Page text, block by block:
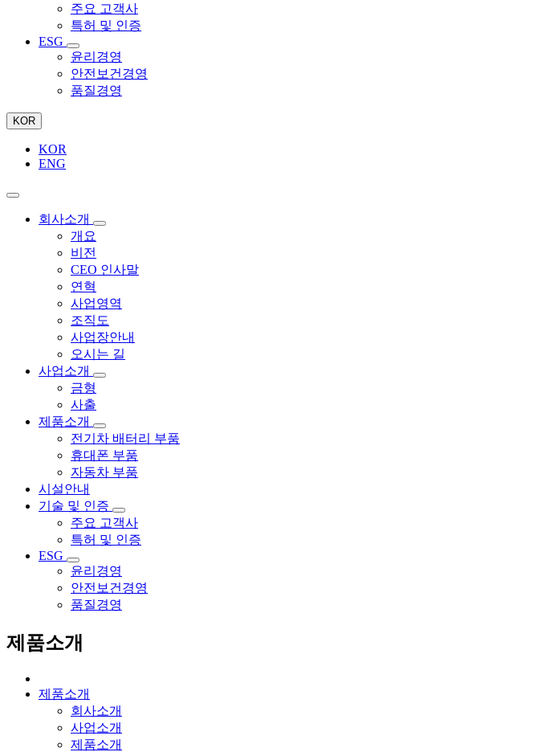
주요 고객사
특허 및 인증
ESG
윤리경영
안전보건경영
품질경영
KOR
KOR
ENG
회사소개
개요
비전
CEO 인사말
연혁
사업영역
조직도
사업장안내
오시는 길
사업소개
금형
사출
제품소개
전기차 배터리 부품
휴대폰 부품
자동차 부품
시설안내
기술 및 인증
주요 고객사
특허 및 인증
ESG
윤리경영
안전보건경영
품질경영
제품소개
제품소개
회사소개
사업소개
제품소개